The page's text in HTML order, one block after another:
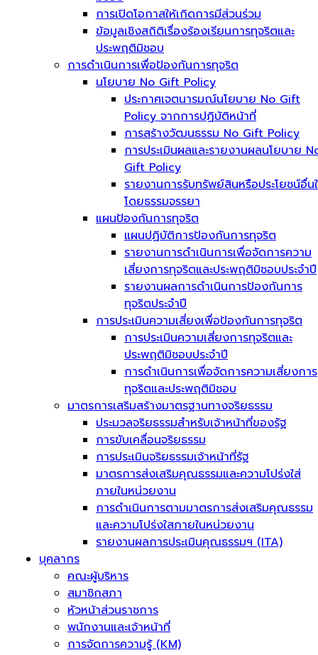
การเปิดโอกาสให้เกิดการมีส่วนร่วม
ข้อมูลเชิงสถิติเรื่องร้องเรียนการทุจริตและ
ประพฤติมิชอบ
การดำเนินการเพื่อป้องกันการทุจริต
นโยบาย No Gift Policy
ประกาศเจตนารมณ์นโยบาย No Gift
Policy จากการปฏิบัติหน้าที่
การสร้างวัฒนธรรม No Gift Policy
การประเมินผลและรายงานผลนโยบาย
Gift Policy
รายงานการรับทรัพย์สินหรือประโยชน์อื่น
โดยธรรมจรรยา
แผนป้องกันการทุจริต
แผนปฏิบัติการป้องกันการทุจริต
รายงานการดำเนินการเพื่อจัดการความ
เสี่ยงการทุจริตและประพฤติมิชอบประจำปี
รายงานผลการดำเนินการป้องกันการ
ทุจริตประจำปี
การประเมินความเสี่ยงเพื่อป้องกันการทุจริต
การประเมินความเสี่ยงการทุจริตและ
ประพฤติมิชอบประจำปี
การดำเนินการเพื่อจัดการความเสี่ยงการ
ทุจริตและประพฤติมิชอบ
มาตรการเสริมสร้างมาตรฐานทางจริยธรรม
ประมวลจริยธรรมสำหรับเจ้าหน้าที่ของรัฐ
การขับเคลื่อนจริยธรรม
การประเมินจริยธรรมเจ้าหน้าที่รัฐ
มาตรการส่งเสริมคุณธรรมและความโปร่งใส่
ภายในหน่วยงาน
การดำเนินการตามมาตรการส่งเสริมคุณธรรม
และความโปร่งใสภายในหน่วยงาน
รายงานผลการประเมินคุณธรรมฯ (ITA)
บุคลากร
คณะผู้บริหาร
สมาชิกสภา
หัวหน้าส่วนราชการ
พนักงานและเจ้าหน้าที่
การจัดการความรู้ (KM)